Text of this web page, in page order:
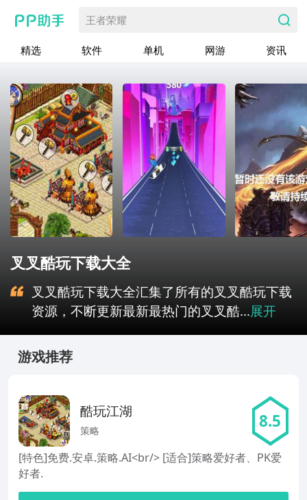
王者荣耀
精选 软件 单机 网游 资讯
叉叉酷玩下载大全
叉叉酷玩下载大全汇集了所有的叉叉酷玩下载
资源，不断更新最新最热门的叉叉酷...展开
游戏推荐
酷玩江湖
策略 8.5
[特色]免费.安卓.策略.AI<br/> [适合]策略爱好者、PK爱
好者.